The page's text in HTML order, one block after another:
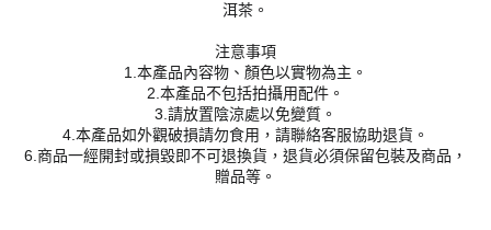
洱茶。
注意事項
1.本產品內容物、顏色以實物為主。
2.本產品不包括拍攝用配件。
3.請放置陰涼處以免變質。
4.本產品如外觀破損請勿食用，請聯絡客服協助退貨。
6.商品一經開封或損毀即不可退換貨，退貨必須保留包裝及商品，
贈品等。